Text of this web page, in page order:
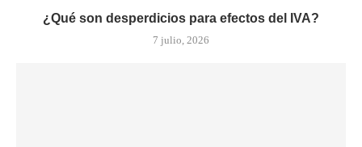
¿Qué son desperdicios para efectos del IVA?
7 julio, 2026